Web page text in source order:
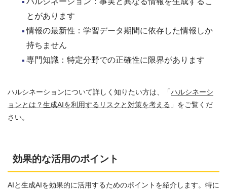
とがあります
情報の最新性：学習データ期間に依存した情報しか
持ちません
専門知識：特定分野での正確性に限界があります
ハルシネーションについて詳しく知りたい方は、「ハルシネーシ
ョンとは？生成AIを利用するリスクと対策を考える 」をご覧くだ
さい。
効果的な活用のポイント
AIと生成AIを効果的に活用するためのポイントを紹介します。特に